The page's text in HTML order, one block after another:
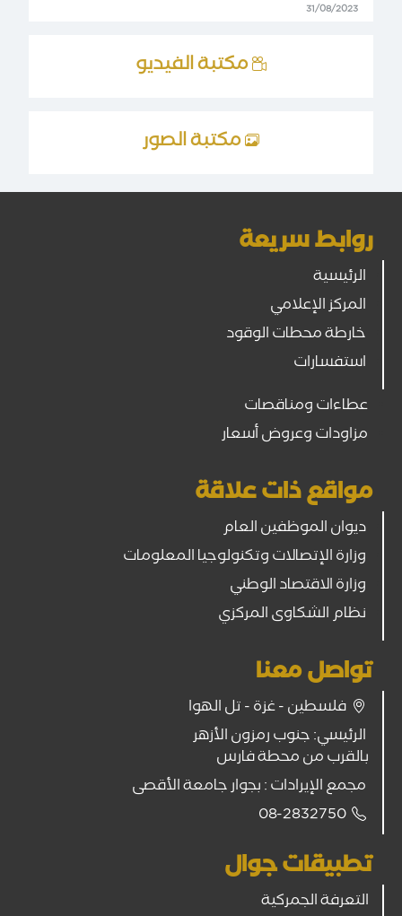
31/08/2023
مكتبة الفيديو
مكتبة الصور
روابط سريعة
الرئيسية
المركز الإعلامي
خارطة محطات الوقود
استفسارات
عطاءات ومناقصات
مزاودات وعروض أسعار
مواقع ذات علاقة
ديوان الموظفين العام
وزارة الإتصالات وتكنولوجيا المعلومات
وزارة الاقتصاد الوطني
نظام الشكاوى المركزي
تواصل معنا
فلسطين - غزة - تل الهوا
الرئيسي: جنوب رمزون الأزهر
بالقرب من محطة فارس
مجمع الإيرادات : بجوار جامعة الأقصى
08-2832750
تطبيقات جوال
التعرفة الجمركية